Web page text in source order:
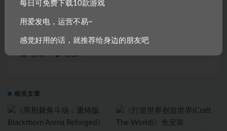
相关文章
每日可免费下载10款游戏
用爱发电，运营不易~
感觉好用的话，就推荐给身边的朋友吧